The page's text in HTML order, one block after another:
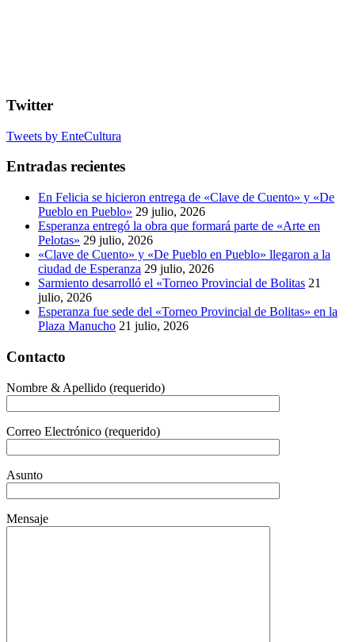
Twitter
Tweets by EnteCultura
Entradas recientes
En Felicia se hicieron entrega de «Clave de Cuento» y «De
Pueblo en Pueblo» 29 julio, 2026
Esperanza entregó la obra que formará parte de «Arte en
Pelotas» 29 julio, 2026
«Clave de Cuento» y «De Pueblo en Pueblo» llegaron a la
ciudad de Esperanza 29 julio, 2026
Sarmiento desarrolló el «Torneo Provincial de Bolitas 21
julio, 2026
Esperanza fue sede del «Torneo Provincial de Bolitas» en la
Plaza Manucho 21 julio, 2026
Contacto
Nombre & Apellido (requerido)
Correo Electrónico (requerido)
Asunto
Mensaje